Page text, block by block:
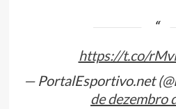
https://t.co/
— PortalEsportivo.net
de dezembro